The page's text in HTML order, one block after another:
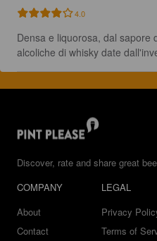
4.0
Densa e liquorosa, dal sapore
alcoliche di whisky date
Discover, rate and share great
COMPANY
About
Contact
LEGAL
Privacy
Terms of